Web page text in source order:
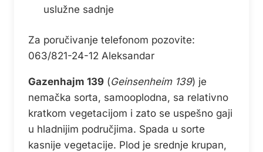
uslužne sadnje
Za poručivanje telefonom pozovite:
063/821-24-12 Aleksandar
Gazenhajm 139 (Geinsenheim 139) je
nemačka sorta, samooplodna, sa relativno
kratkom vegetacijom i zato se uspešno gaji
u hladnijim područjima. Spada u sorte
kasnije vegetacije. Plod je srednje krupan,